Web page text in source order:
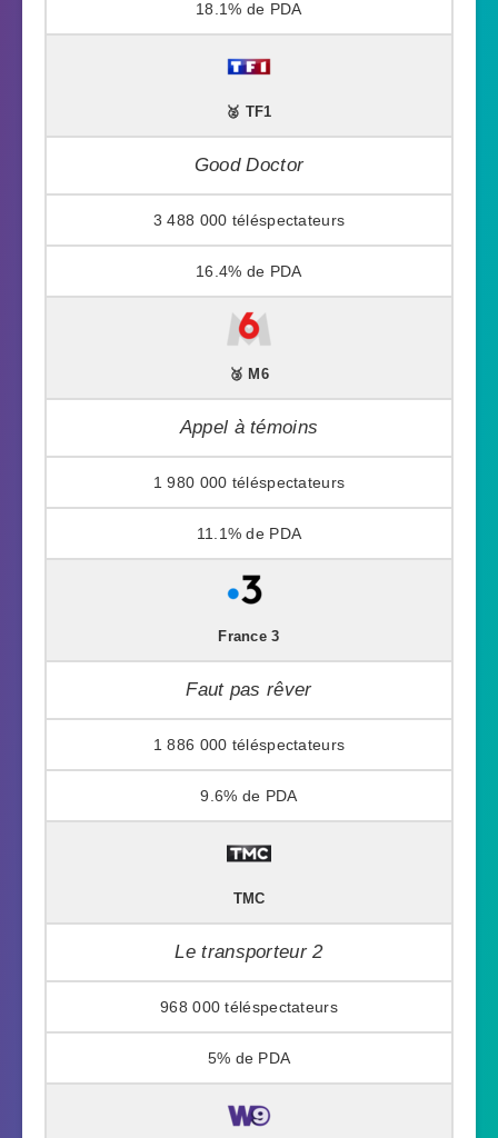
18.1%
🥈 TF1
Good Doctor
3 488 000
16.4%
🥉 M6
Appel à témoins
1 980 000
11.1%
France 3
Faut pas rêver
1 886 000
9.6%
TMC
Le transporteur 2
968 000
5%